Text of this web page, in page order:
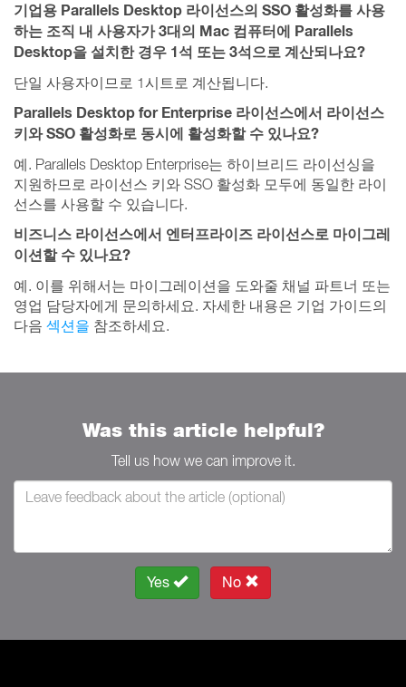
기업용 Parallels Desktop 라이선스의 SSO 활성화를 사용
하는 조직 내 사용자가 3대의 Mac 컴퓨터에 Parallels
Desktop을 설치한 경우 1석 또는 3석으로 계산되나요?
단일 사용자이므로 1시트로 계산됩니다.
Parallels Desktop for Enterprise 라이선스에서 라이선스
키와 SSO 활성화로 동시에 활성화할 수 있나요?
예. Parallels Desktop Enterprise는 하이브리드 라이선싱을
지원하므로 라이선스 키와 SSO 활성화 모두에 동일한 라이
선스를 사용할 수 있습니다.
비즈니스 라이선스에서 엔터프라이즈 라이선스로 마이그레
이션할 수 있나요?
예. 이를 위해서는 마이그레이션을 도와줄 채널 파트너 또는
영업 담당자에게 문의하세요. 자세한 내용은 기업 가이드의
다음 섹션을 참조하세요.
Was this article helpful?
Tell us how we can improve it.
Yes No